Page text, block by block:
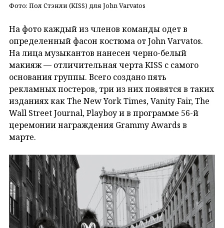
Фото: Пол Стэнли (KISS) для John Varvatos
На фото каждый из членов команды одет в
определенный фасон костюма от John Varvatos.
На лица музыкантов нанесен черно-белый
макияж — отличительная черта KISS с самого
основания группы. Всего создано пять
рекламных постеров, три из них появятся в таких
изданиях как The New York Times, Vanity Fair, The
Wall Street Journal, Playboy и в программе 56-й
церемонии награждения Grammy Awards в
марте.